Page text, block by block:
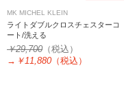
MK MICHEL KLEIN
ライトダブルクロスチェスターコ
ート/洗える
￥29,700 （税込）
→ ￥11,880 （税込）